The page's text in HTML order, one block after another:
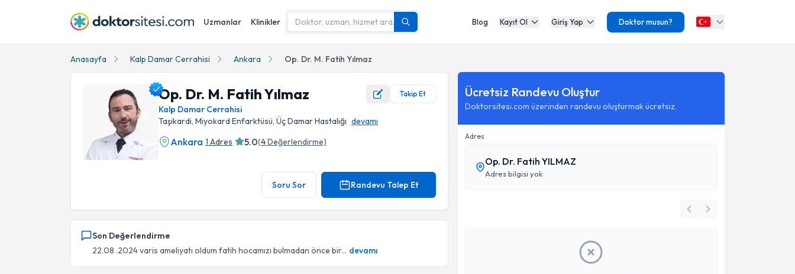
Uzmanlar Klinikler Blog Kayıt Ol Giriş Yap Doktor musun?
Anasayfa Kalp Damar Cerrahisi Ankara Op. Dr. M. Fatih Yılmaz
Op. Dr. M. Fatih Yılmaz Takip Et
Kalp Damar Cerrahisi
Taşikardi, Miyokard Enfarktüsü, Üç Damar Hastalığı devamı
Ankara 1 Adres 5.0(4Değerlendirme)
Soru Sor Randevu Talep Et
Son Değerlendirme
22.08 .2024 varis ameliyatı oldum fatih hocamızı bulmadan önce bir... devamı
Ücretsiz Randevu Oluştur
Doktorsitesi.com üzerinden randevu oluşturmak ücretsiz.
Adres
Op. Dr. Fatih YILMAZ
Adres bilgisi yok